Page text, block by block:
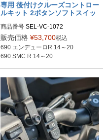
専用 後付けクルーズコントロー
ルキット 2ボタンソフトスイッ
チ Veridian Cruise
商品番号 SEL-VC-1072
50ｃｍ仕様：VC-1073
80cm 仕様：VC-1072
M型番：1073、1072
販売価格 ¥53,700税込
690 エンデューロR 14～20
690 SMC R 14～20